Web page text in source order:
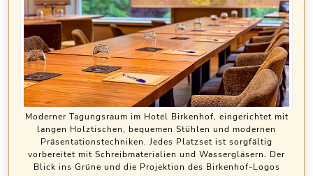
Moderner Tagungsraum im Hotel Birkenhof, eingerichtet mit
langen Holztischen, bequemen Stühlen und modernen
Präsentationstechniken. Jedes Platzset ist sorgfältig
vorbereitet mit Schreibmaterialien und Wassergläsern. Der
Blick ins Grüne und die Projektion des Birkenhof-Logos